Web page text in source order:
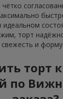
торт
свежесть и форму.
торт
по